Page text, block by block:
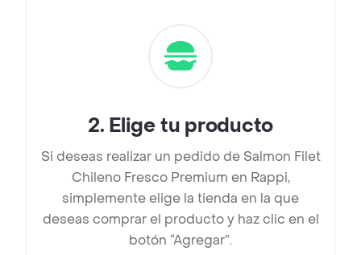
2. Elige tu producto
Si deseas realizar un pedido de Salmon Filet
Chileno Fresco Premium en Rappi,
simplemente elige la tienda en la que
deseas comprar el producto y haz clic en el
botón “Agregar”.